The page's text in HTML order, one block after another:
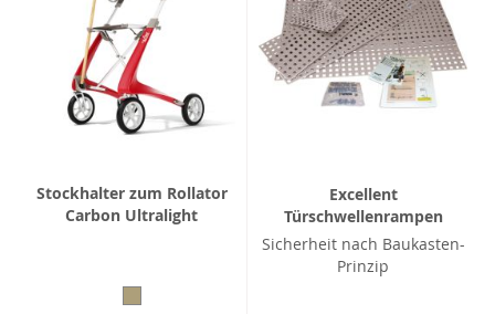
Stockhalter zum Rollator
Carbon Ultralight
Excellent
Türschwellenrampen
Sicherheit nach Baukasten-
Prinzip